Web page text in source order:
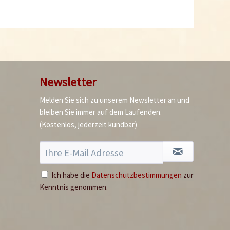
Newsletter
Melden Sie sich zu unserem Newsletter an und
bleiben Sie immer auf dem Laufenden.
(Kostenlos, jederzeit kündbar)
Ich habe die Datenschutzbestimmungen zur
Kenntnis genommen.